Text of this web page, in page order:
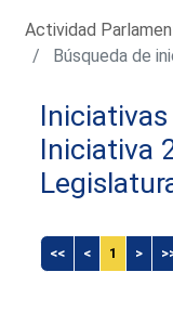
Actividad
Búsqueda de
Iniciativa
<< < 1 >